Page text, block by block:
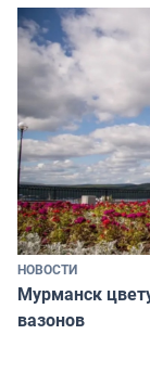
НОВОСТИ
Мурманск
вазонов